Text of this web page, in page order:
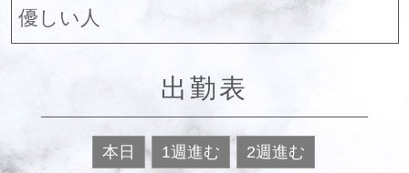
優しい人
出勤表
本日 1週進む 2週進む